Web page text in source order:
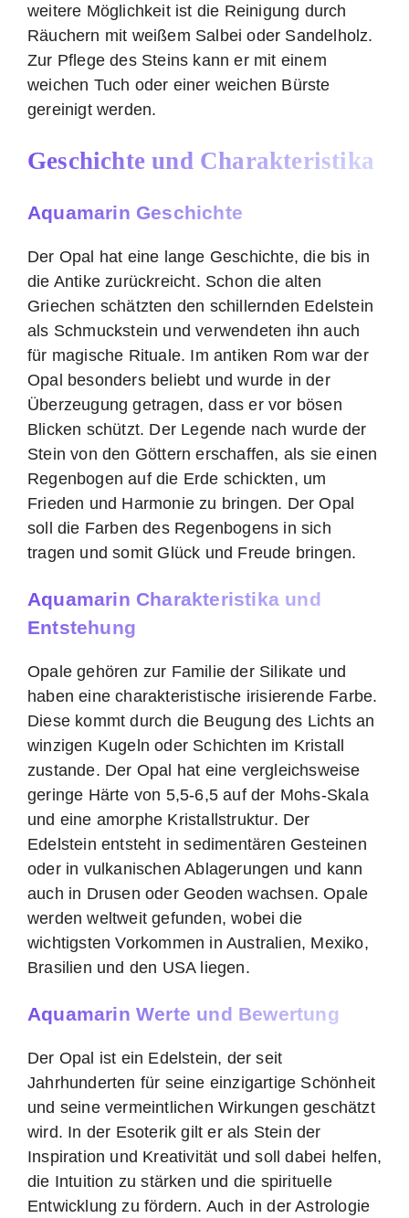
weitere Möglichkeit ist die Reinigung durch
Räuchern mit weißem Salbei oder Sandelholz.
Zur Pflege des Steins kann er mit einem
weichen Tuch oder einer weichen Bürste
gereinigt werden.
Geschichte und Charakteristika
Aquamarin Geschichte
Der Opal hat eine lange Geschichte, die bis in
die Antike zurückreicht. Schon die alten
Griechen schätzten den schillernden Edelstein
als Schmuckstein und verwendeten ihn auch
für magische Rituale. Im antiken Rom war der
Opal besonders beliebt und wurde in der
Überzeugung getragen, dass er vor bösen
Blicken schützt. Der Legende nach wurde der
Stein von den Göttern erschaffen, als sie einen
Regenbogen auf die Erde schickten, um
Frieden und Harmonie zu bringen. Der Opal
soll die Farben des Regenbogens in sich
tragen und somit Glück und Freude bringen.
Aquamarin Charakteristika und
Entstehung
Opale gehören zur Familie der Silikate und
haben eine charakteristische irisierende Farbe.
Diese kommt durch die Beugung des Lichts an
winzigen Kugeln oder Schichten im Kristall
zustande. Der Opal hat eine vergleichsweise
geringe Härte von 5,5-6,5 auf der Mohs-Skala
und eine amorphe Kristallstruktur. Der
Edelstein entsteht in sedimentären Gesteinen
oder in vulkanischen Ablagerungen und kann
auch in Drusen oder Geoden wachsen. Opale
werden weltweit gefunden, wobei die
wichtigsten Vorkommen in Australien, Mexiko,
Brasilien und den USA liegen.
Aquamarin Werte und Bewertung
Der Opal ist ein Edelstein, der seit
Jahrhunderten für seine einzigartige Schönheit
und seine vermeintlichen Wirkungen geschätzt
wird. In der Esoterik gilt er als Stein der
Inspiration und Kreativität und soll dabei helfen,
die Intuition zu stärken und die spirituelle
Entwicklung zu fördern. Auch in der Astrologie